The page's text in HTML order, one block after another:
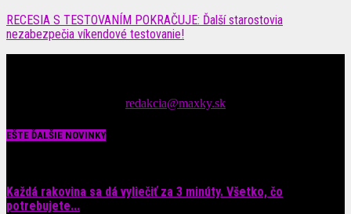
RECESIA S TESTOVANÍM POKRAČUJE: Ďalší starostovia
nezabezpečia víkendové testovanie!
redakcia@maxky.sk
EŠTE ĎALŠIE NOVINKY
Každá rakovina sa dá vyliečiť za 3 minúty. Všetko, čo
potrebujete...